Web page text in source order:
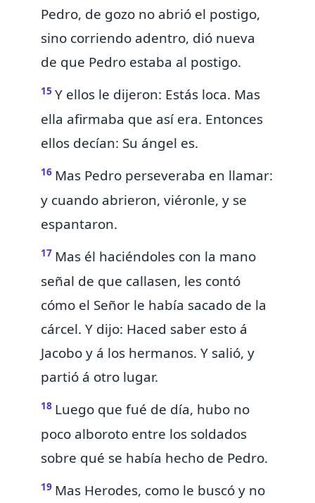
Pedro, de gozo no abrió el postigo,
sino corriendo adentro, dió nueva
de que Pedro estaba al postigo.
15 Y ellos le dijeron: Estás loca. Mas
ella afirmaba que así era. Entonces
ellos decían: Su ángel es.
16 Mas Pedro perseveraba en llamar:
y cuando abrieron, viéronle, y se
espantaron.
17 Mas él haciéndoles con la mano
señal de que callasen, les contó
cómo el Señor le había sacado de la
cárcel. Y dijo: Haced saber esto á
Jacobo y á los hermanos. Y salió, y
partió á otro lugar.
18 Luego que fué de día, hubo no
poco alboroto entre los soldados
sobre qué se había hecho de Pedro.
19 Mas Herodes, como le buscó y no